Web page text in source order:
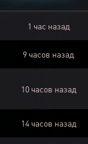
1 час назад
9 часов назад
10 часов назад
14 часов назад